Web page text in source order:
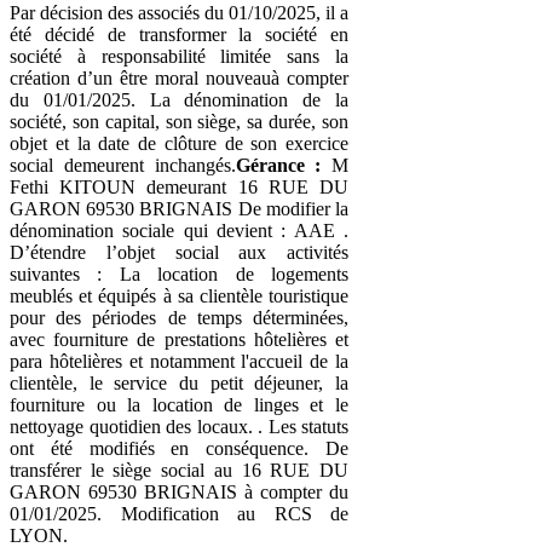
Par décision des associés du 01/10/2025, il a
été décidé de transformer la société en
société à responsabilité limitée sans la
création d’un être moral nouveauà compter
du 01/01/2025. La dénomination de la
société, son capital, son siège, sa durée, son
objet et la date de clôture de son exercice
social demeurent inchangés.Gérance : M
Fethi KITOUN demeurant 16 RUE DU
GARON 69530 BRIGNAIS De modifier la
dénomination sociale qui devient : AAE .
D’étendre l’objet social aux activités
suivantes : La location de logements
meublés et équipés à sa clientèle touristique
pour des périodes de temps déterminées,
avec fourniture de prestations hôtelières et
para hôtelières et notamment l'accueil de la
clientèle, le service du petit déjeuner, la
fourniture ou la location de linges et le
nettoyage quotidien des locaux. . Les statuts
ont été modifiés en conséquence. De
transférer le siège social au 16 RUE DU
GARON 69530 BRIGNAIS à compter du
01/01/2025. Modification au RCS de
LYON.